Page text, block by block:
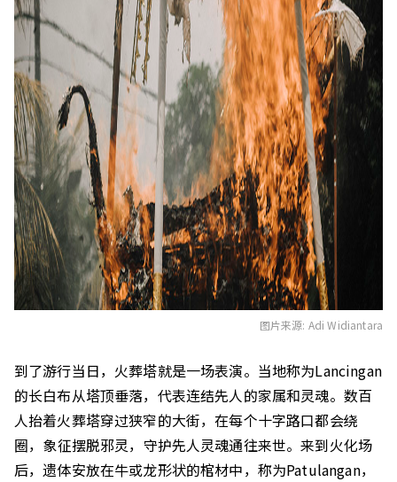
图片来源: Adi Widiantara
到了游行当日，火葬塔就是一场表演。当地称为Lancingan
的长白布从塔顶垂落， 代表连结先人的家属和灵魂。 数百
人抬着火葬塔穿过狭窄的大街，在每个十字路口都会绕
圈， 象征摆脱邪灵， 守护先人灵魂通往来世。来到火化场
后，遗体安放在牛或龙形状的棺材中， 称为Patulangan，